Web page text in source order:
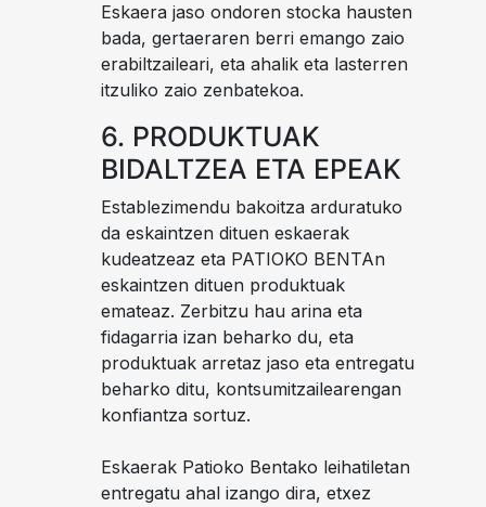
Eskaera jaso ondoren stocka hausten
bada, gertaeraren berri emango zaio
erabiltzaileari, eta ahalik eta lasterren
itzuliko zaio zenbatekoa.
6. PRODUKTUAK
BIDALTZEA ETA EPEAK
Establezimendu bakoitza arduratuko
da eskaintzen dituen eskaerak
kudeatzeaz eta PATIOKO BENTAn
eskaintzen dituen produktuak
emateaz. Zerbitzu hau arina eta
fidagarria izan beharko du, eta
produktuak arretaz jaso eta entregatu
beharko ditu, kontsumitzailearengan
konfiantza sortuz.
Eskaerak Patioko Bentako leihatiletan
entregatu ahal izango dira, etxez